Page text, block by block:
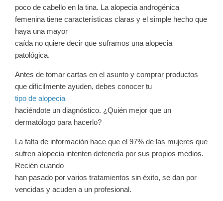
poco de cabello en la tina. La alopecia androgénica
femenina tiene características claras y el simple hecho que
haya una mayor
caída no quiere decir que suframos una alopecia
patológica.
Antes de tomar cartas en el asunto y comprar productos
que difícilmente ayuden, debes conocer tu
tipo de alopecia
haciéndote un diagnóstico. ¿Quién mejor que un
dermatólogo para hacerlo?
La falta de información hace que el 97% de las mujeres que
sufren alopecia intenten detenerla por sus propios medios.
Recién cuando
han pasado por varios tratamientos sin éxito, se dan por
vencidas y acuden a un profesional.